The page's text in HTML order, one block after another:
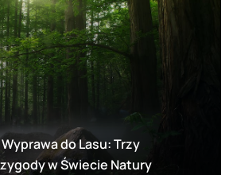
do Lasu: Trzy
w Świecie Natury